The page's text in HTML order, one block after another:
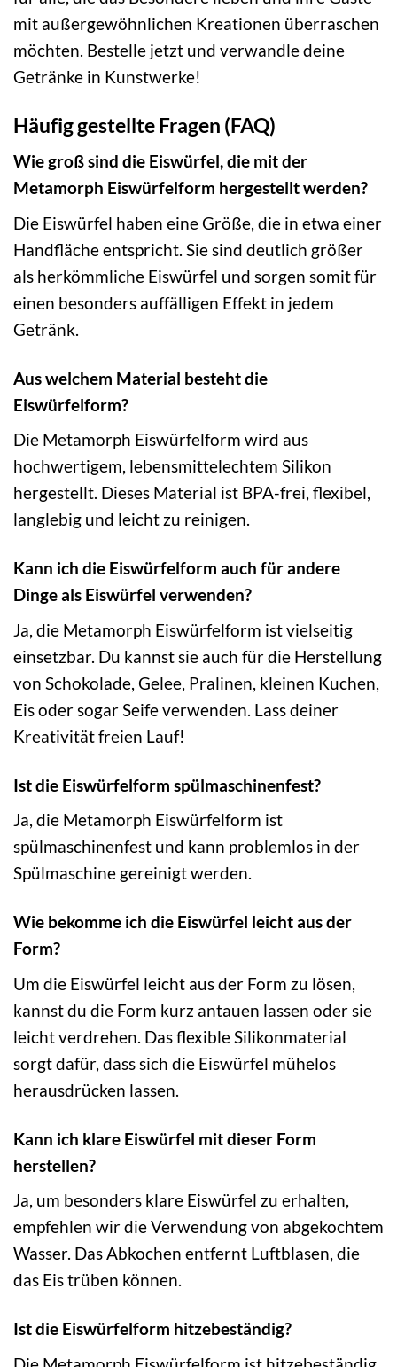
mit außergewöhnlichen Kreationen überraschen
möchten. Bestelle jetzt und verwandle deine
Getränke in Kunstwerke!
Häufig gestellte Fragen (FAQ)
Wie groß sind die Eiswürfel, die mit der
Metamorph Eiswürfelform hergestellt werden?
Die Eiswürfel haben eine Größe, die in etwa einer
Handfläche entspricht. Sie sind deutlich größer
als herkömmliche Eiswürfel und sorgen somit für
einen besonders auffälligen Effekt in jedem
Getränk.
Aus welchem Material besteht die
Eiswürfelform?
Die Metamorph Eiswürfelform wird aus
hochwertigem, lebensmittelechtem Silikon
hergestellt. Dieses Material ist BPA-frei, flexibel,
langlebig und leicht zu reinigen.
Kann ich die Eiswürfelform auch für andere
Dinge als Eiswürfel verwenden?
Ja, die Metamorph Eiswürfelform ist vielseitig
einsetzbar. Du kannst sie auch für die Herstellung
von Schokolade, Gelee, Pralinen, kleinen Kuchen,
Eis oder sogar Seife verwenden. Lass deiner
Kreativität freien Lauf!
Ist die Eiswürfelform spülmaschinenfest?
Ja, die Metamorph Eiswürfelform ist
spülmaschinenfest und kann problemlos in der
Spülmaschine gereinigt werden.
Wie bekomme ich die Eiswürfel leicht aus der
Form?
Um die Eiswürfel leicht aus der Form zu lösen,
kannst du die Form kurz antauen lassen oder sie
leicht verdrehen. Das flexible Silikonmaterial
sorgt dafür, dass sich die Eiswürfel mühelos
herausdrücken lassen.
Kann ich klare Eiswürfel mit dieser Form
herstellen?
Ja, um besonders klare Eiswürfel zu erhalten,
empfehlen wir die Verwendung von abgekochtem
Wasser. Das Abkochen entfernt Luftblasen, die
das Eis trüben können.
Ist die Eiswürfelform hitzebeständig?